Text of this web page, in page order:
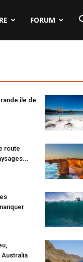
FORUM
île de
route
Australia